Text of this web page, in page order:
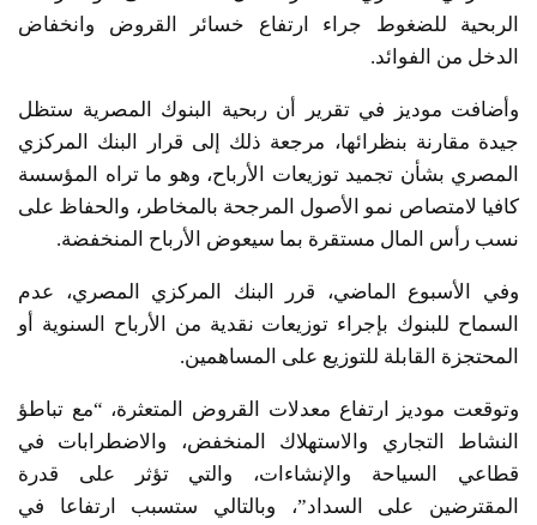
الربحية للضغوط جراء ارتفاع خسائر القروض وانخفاض
الدخل من الفوائد.
وأضافت موديز في تقرير أن ربحية البنوك المصرية ستظل
جيدة مقارنة بنظرائها، مرجعة ذلك إلى قرار البنك المركزي
المصري بشأن تجميد توزيعات الأرباح، وهو ما تراه المؤسسة
كافيا لامتصاص نمو الأصول المرجحة بالمخاطر، والحفاظ على
نسب رأس المال مستقرة بما سيعوض الأرباح المنخفضة.
وفي الأسبوع الماضي، قرر البنك المركزي المصري، عدم
السماح للبنوك بإجراء توزيعات نقدية من الأرباح السنوية أو
المحتجزة القابلة للتوزيع على المساهمين.
وتوقعت موديز ارتفاع معدلات القروض المتعثرة، “مع تباطؤ
النشاط التجاري والاستهلاك المنخفض، والاضطرابات في
قطاعي السياحة والإنشاءات، والتي تؤثر على قدرة
المقترضين على السداد”، وبالتالي ستسبب ارتفاعا في